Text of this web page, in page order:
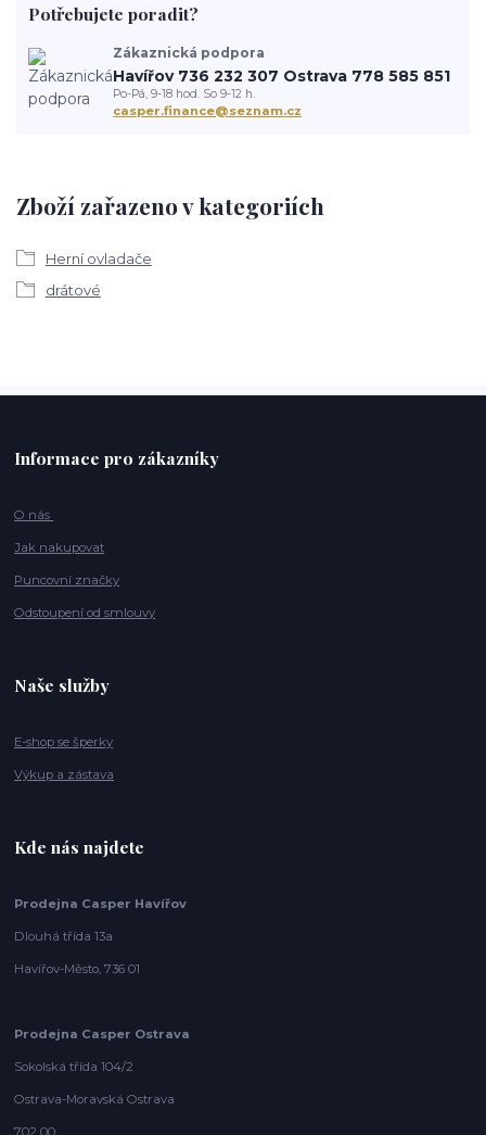
Zboží zařazeno v kategoriích
Herní ovladače
drátové
Potřebujete poradit?
Zákaznická podpora
Havířov 736 232 307 Ostrava 778 585 851
Po-Pá, 9-18 hod. So 9-12 h.
casper.finance@seznam.cz
Informace pro zákazníky
O nás
Jak nakupovat
Puncovní značky
Odstoupení od smlouvy
Naše služby
E-shop se šperky
Výkup a zástava
Kde nás najdete
Prodejna Casper Havířov
Dlouhá třída 13a
Havířov-Město, 736 01
Prodejna Casper Ostrava
Sokolská třída 104/2
Ostrava-Moravská Ostrava
702 00